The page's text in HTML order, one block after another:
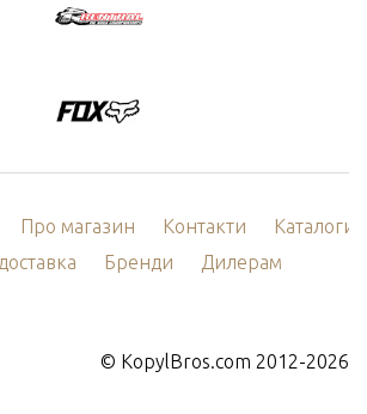
Про магазин Контакти
Каталоги
Бренди Дилерам
© KopylBros.com 2012-2026